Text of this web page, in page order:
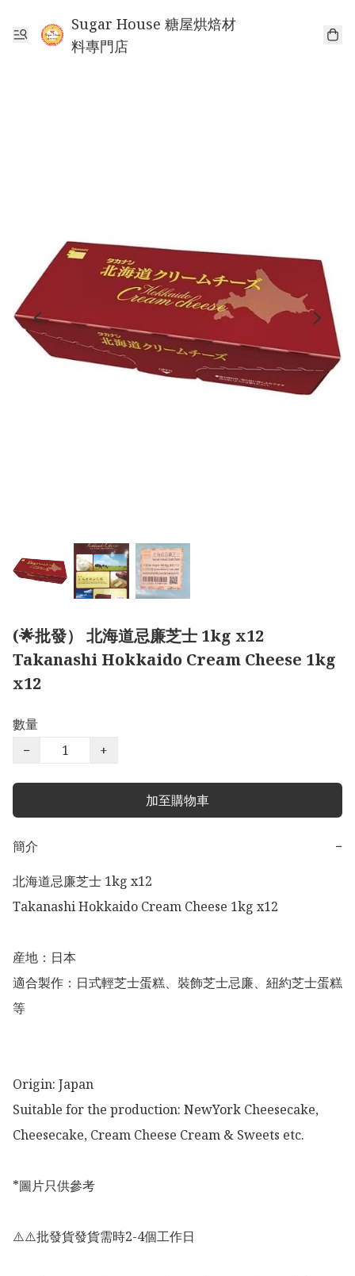
Sugar House 糖屋烘焙材
料專門店
(🌟批發） 北海道忌廉芝士 1kg x12
Takanashi Hokkaido Cream Cheese 1kg
x12
數量
−
+
加至購物車
簡介
−
北海道忌廉芝士 1kg x12
Takanashi Hokkaido Cream Cheese 1kg x12
産地：日本
適合製作：日式輕芝士蛋糕、裝飾芝士忌廉、紐約芝士蛋糕
等
Origin: Japan
Suitable for the production: NewYork Cheesecake,
Cheesecake, Cream Cheese Cream & Sweets etc.
*圖片只供參考
⚠️⚠️批發貨發貨需時2-4個工作日